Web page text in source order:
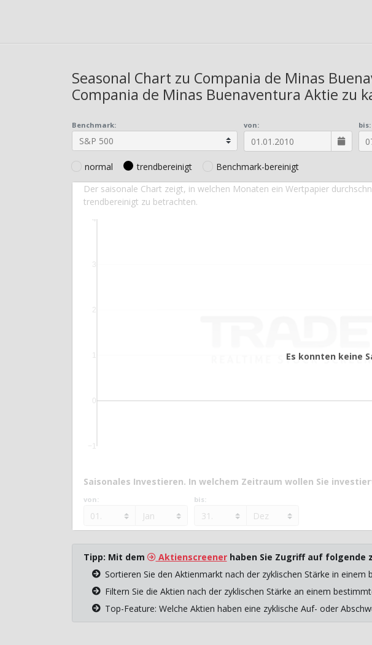
Seasonal Chart zu Compania de Minas
Compania de Minas Buenaventura Aktie zu
Benchmark: von: bis:
normal trendbereinigt
Benchmark-bereinigt
Der saisonale Chart zeigt, in welchen Monaten ein Wertpapier
trendbereinigt zu betrachten.
−1
0
1
2
3
4
Saisonales Investieren. In welchem Zeitraum wollen Sie
von: bis:
Es konnten keine
Tipp: Mit dem Aktienscreenerhaben Sie Zugriff auf folgende
Sortieren Sie den Aktienmarkt nach der zyklischen Stärke in
Filtern Sie die Aktien nach der zyklischen Stärke an einem
Top-Feature: Welche Aktien haben eine zyklische Auf- oder